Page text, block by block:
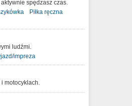
spędzasz czas.
Piłka ręczna
ludźmi.
impreza
motocyklach.